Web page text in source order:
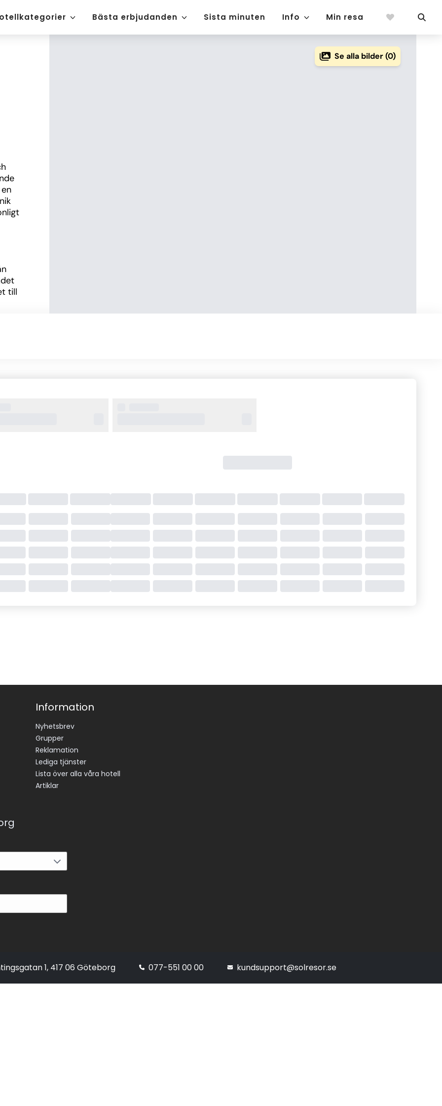
Bästa erbjudanden Sista minuten Info Min resa
till
Se alla bilder (0)
Information
Nyhetsbrev
Grupper
Reklamation
Lediga tjänster
Lista över alla våra hotell
Artiklar
1, 417 06 Göteborg 077-551 00 00 kundsupport@solresor.se